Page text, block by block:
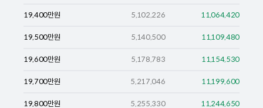
19,400만원 5,102,226 11,064,420
19,500만원 5,140,500 11,109,480
19,600만원 5,178,783 11,154,530
19,700만원 5,217,046 11,199,600
19,800만원 5,255,330 11,244,650